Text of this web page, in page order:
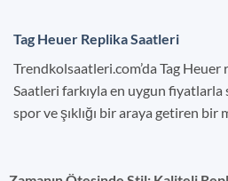
Tag Heuer Replika Saatleri
Trendkolsaatleri.com’da Tag
Saatleri farkıyla en uygun fiyatlarla
spor ve şıklığı bir araya getiren bir